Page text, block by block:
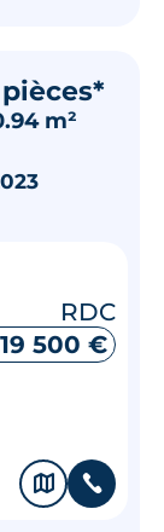
m²
RDC
500 €
🗞 📞